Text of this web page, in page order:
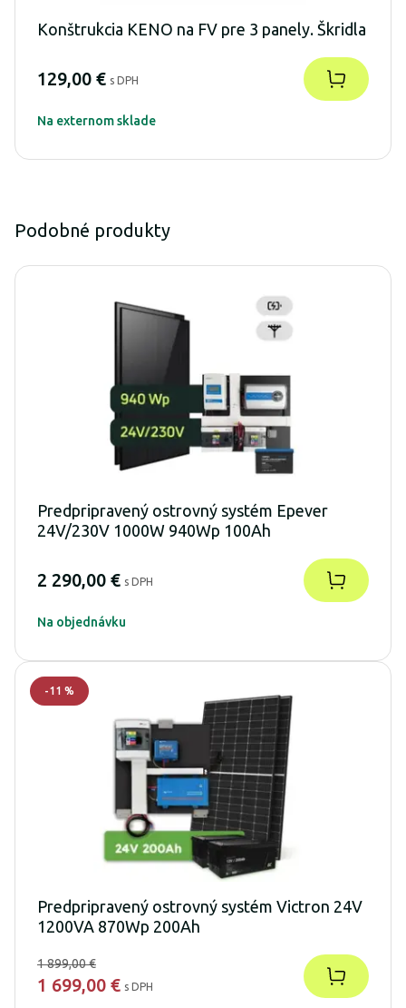
Konštrukcia KENO na FV pre 3 panely. Škridla
129,00 € s DPH
Na externom sklade
Podobné produkty
Predpripravený ostrovný systém Epever
24V/230V 1000W 940Wp 100Ah
2 290,00 € s DPH
Na objednávku
-11 %
Predpripravený ostrovný systém Victron 24V
1200VA 870Wp 200Ah
1 899,00 €
1 699,00 € s DPH